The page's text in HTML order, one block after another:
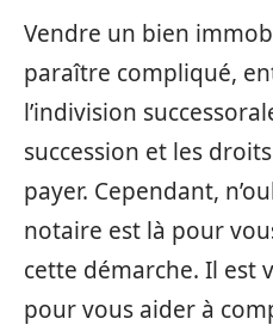
Vendre un bien
paraître compliqué,
l’indivision
succession et les
payer. Cependant,
notaire est là pour
cette démarche. Il est
pour vous aider à